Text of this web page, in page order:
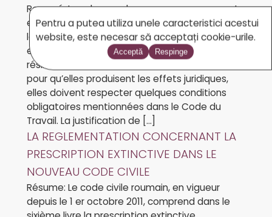
Resumé: Les clauses de non-concurrence sont,
en effet, des instruments juridiques créés pour
la protection des employeurs. Cette protection
entre en vigueur seulement au moment de la
résiliation du contrat individuel de travail, mais
pour qu’elles produisent les effets juridiques,
elles doivent respecter quelques conditions
obligatoires mentionnées dans le Code du
Travail. La justification de […]
LA REGLEMENTATION CONCERNANT LA
PRESCRIPTION EXTINCTIVE DANS LE
NOUVEAU CODE CIVILE
Résume: Le code civile roumain, en vigueur
depuis le 1 er octobre 2011, comprend dans le
Pentru a putea utiliza unele caracteristici acestui
website, este necesar să acceptați cookie-urile.
Acceptă Respinge